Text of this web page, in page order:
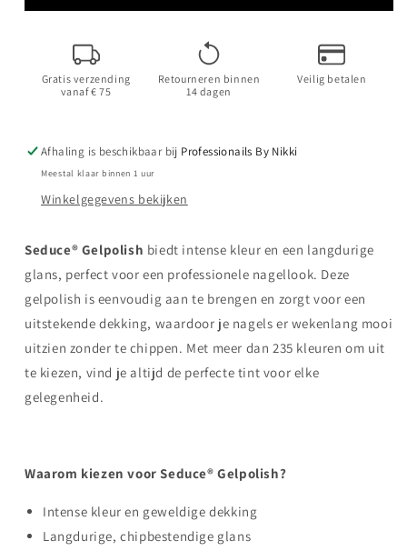
Tangerine
HEMA
Free
Tangerine
Gratis verzending
vanaf € 75
Retourneren binnen
14 dagen
Veilig betalen
Afhaling is beschikbaar bij Professionails By Nikki
Meestal klaar binnen 1 uur
Winkelgegevens bekijken
Seduce® Gelpolish biedt intense kleur en een langdurige
glans, perfect voor een professionele nagellook. Deze
gelpolish is eenvoudig aan te brengen en zorgt voor een
uitstekende dekking, waardoor je nagels er wekenlang mooi
uitzien zonder te chippen. Met meer dan 235 kleuren om uit
te kiezen, vind je altijd de perfecte tint voor elke
gelegenheid.
Waarom kiezen voor Seduce® Gelpolish?
Intense kleur en geweldige dekking
Langdurige, chipbestendige glans